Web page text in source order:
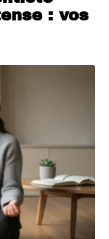
: vos